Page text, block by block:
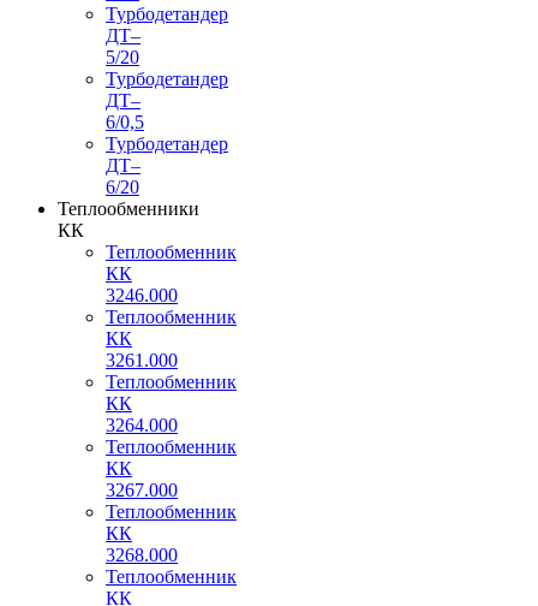
Турбодетандер
ДТ–
5/20
Турбодетандер
ДТ–
6/0,5
Турбодетандер
ДТ–
6/20
Теплообменники
КК
Теплообменник
КК
3246.000
Теплообменник
КК
3261.000
Теплообменник
КК
3264.000
Теплообменник
КК
3267.000
Теплообменник
КК
3268.000
Теплообменник
КК